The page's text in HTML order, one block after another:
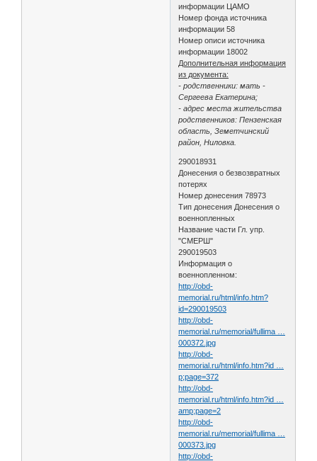
информации ЦАМО
Номер фонда источника
информации 58
Номер описи источника
информации 18002
Дополнительная информация
из документа:
- родственники: мать -
Сергеева Екатерина;
- адрес места жительства
родственников: Пензенская
область, Земетчинский
район, Ниловка.
290018931
Донесения о безвозвратных
потерях
Номер донесения 78973
Тип донесения Донесения о
военнопленных
Название части Гл. упр.
"СМЕРШ"
290019503
Информация о
военнопленном:
http://obd-
memorial.ru/html/info.htm?
id=290019503
http://obd-
memorial.ru/memorial/fullima …
000372.jpg
http://obd-
memorial.ru/html/info.htm?id …
p;page=372
http://obd-
memorial.ru/html/info.htm?id …
amp;page=2
http://obd-
memorial.ru/memorial/fullima …
000373.jpg
http://obd-